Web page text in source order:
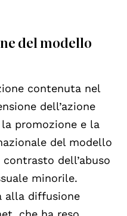
del modello
contenuta nel
dell’azione
la promozione e la
del modello
dell’abuso
minorile.
alla diffusione